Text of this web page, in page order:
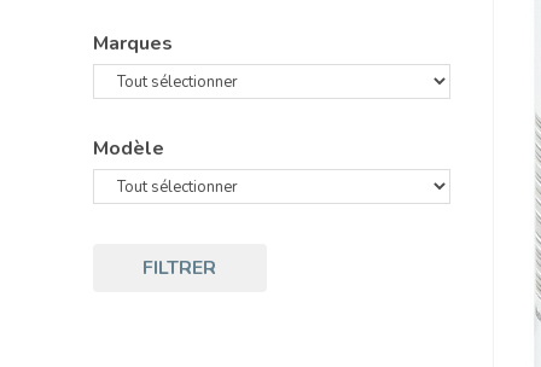
Marques
Modèle
FILTRER